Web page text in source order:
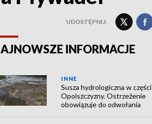
UDOSTĘPNIJ:
INFORMACJE
INNE
Susza hydrologiczna w części
Opolszczyzny. Ostrzeżenie
obowiązuje do odwołania